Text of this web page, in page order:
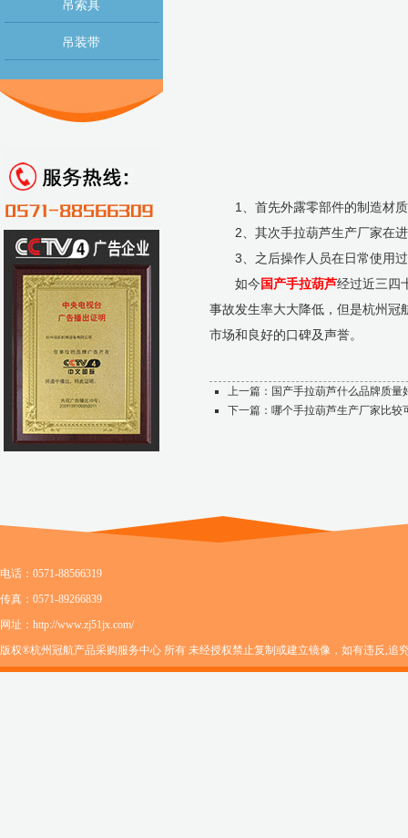
吊索具
吊装带
1、首先外露零部件的制造材质
2、其次手拉葫芦生产厂家在进
3、之后操作人员在日常使用过
如今国产手拉葫芦经过近三四
事故发生率大大降低，但是杭州冠
市场和良好的口碑及声誉。
上一篇： 国产手拉葫芦什么品牌质量
下一篇： 哪个手拉葫芦生产厂家比较
电话：0571-88566319
传真：0571-89266839
网址：http://www.zj51jx.com/
版权®杭州冠航产品采购服务中心 所有 未经授权禁止复制或建立镜像，如有违反,追